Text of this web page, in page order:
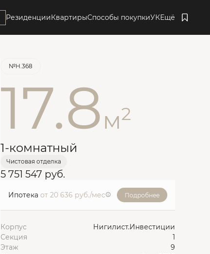
РезиденцииКвартирыСпособы покупкиУКЕщё
Забронировать
№Н.368
17.8м2
1-комнатный
Чистовая отделка
5 751 547 руб.
Ипотека от 20 636 руб./мес Подробнее
Корпус
Нигилист.Инвестиции
Секция
1
Этаж
9